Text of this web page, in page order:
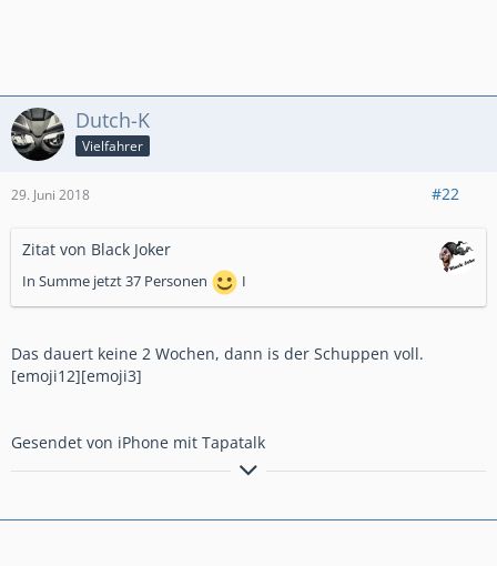
Dutch-K
Vielfahrer
29. Juni 2018 #22
Zitat von Black Joker
In Summe jetzt 37 Personen I
Das dauert keine 2 Wochen, dann is der Schuppen voll.
[emoji12][emoji3]
Gesendet von iPhone mit Tapatalk
Mit freundlichen Grüßen
Africa Twin Adventure Sports DCT 2019